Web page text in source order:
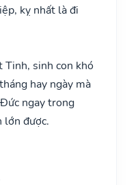
kỵ nhất là đi
Tinh, sinh con khó
hay ngày mà
ngay trong
lớn được.